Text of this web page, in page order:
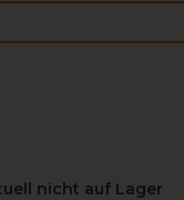
nicht auf Lager